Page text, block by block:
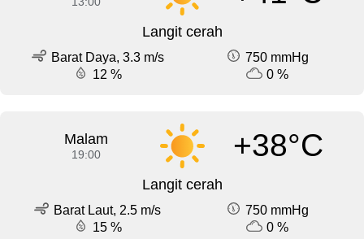
Langit cerah
Barat Daya, 3.3 m/s
750 mmHg
12 %
0 %
Malam
19:00 +38°C
Langit cerah
Barat Laut, 2.5 m/s
750 mmHg
15 %
0 %